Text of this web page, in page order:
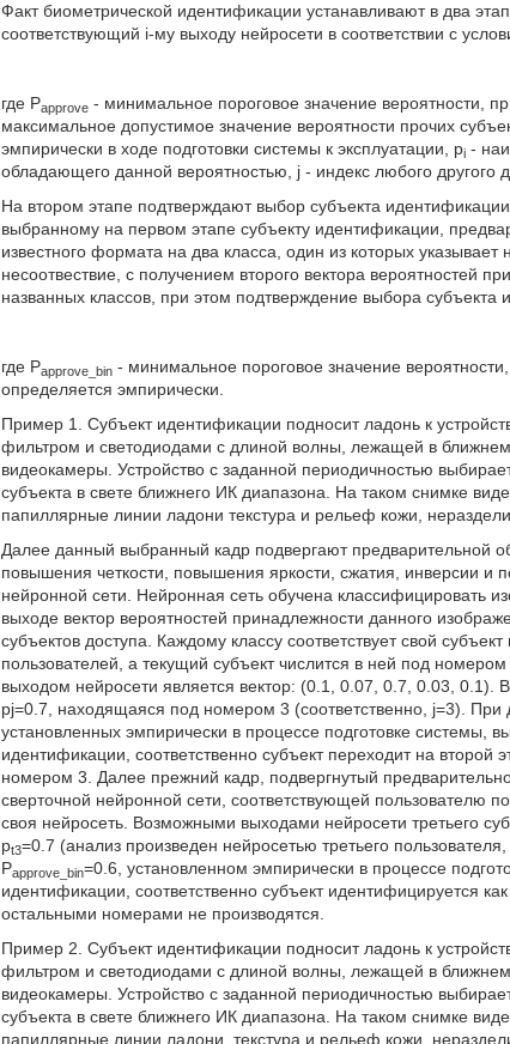
Факт биометрической идентификации устанавливают в два
соответствующий i-му выходу нейросети в соответствии с
где Papprove - минимальное пороговое значение вероятности,
максимальное допустимое значение вероятности прочих
эмпирически в ходе подготовки системы к эксплуатации, pi -
обладающего данной вероятностью, j - индекс любого другого
На втором этапе подтверждают выбор субъекта
выбранному на первом этапе субъекту идентификации,
известного формата на два класса, один из которых
несоотвествие, с получением второго вектора вероятностей
названных классов, при этом подтверждение выбора
где Papprove_bin - минимальное пороговое значение
определяется эмпирически.
Пример 1. Субъект идентификации подносит ладонь к
фильтром и светодиодами с длиной волны, лежащей в
видеокамеры. Устройство с заданной периодичностью
субъекта в свете ближнего ИК диапазона. На таком снимке
папиллярные линии ладони текстура и рельеф кожи,
Далее данный выбранный кадр подвергают предварительной
повышения четкости, повышения яркости, сжатия, инверсии и
нейронной сети. Нейронная сеть обучена классифицировать
выходе вектор вероятностей принадлежности данного
субъектов доступа. Каждому классу соответствует свой
пользователей, а текущий субъект числится в ней под
выходом нейросети является вектор: (0.1, 0.07, 0.7, 0.03,
pj=0.7, находящаяся под номером 3 (соответственно, j=3). При
установленных эмпирически в процессе подготовке системы,
идентификации, соответственно субъект переходит на второй
номером 3. Далее прежний кадр, подвергнутый
сверточной нейронной сети, соответствующей пользователю
своя нейросеть. Возможными выходами нейросети третьего
pt3=0.7 (анализ произведен нейросетью третьего
Papprove_bin=0.6, установленном эмпирически в процессе
идентификации, соответственно субъект идентифицируется
остальными номерами не производятся.
Пример 2. Субъект идентификации подносит ладонь к
фильтром и светодиодами с длиной волны, лежащей в
видеокамеры. Устройство с заданной периодичностью
субъекта в свете ближнего ИК диапазона. На таком снимке
папиллярные линии ладони, текстура и рельеф кожи,